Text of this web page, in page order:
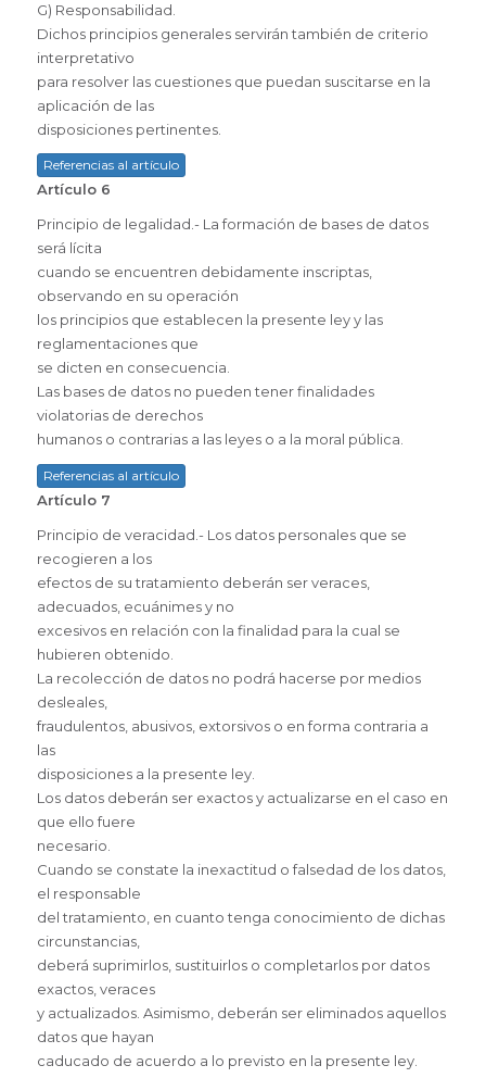
G) Responsabilidad.
Dichos principios generales servirán también de criterio
interpretativo
para resolver las cuestiones que puedan suscitarse en la
aplicación de las
disposiciones pertinentes.
Referencias al artículo
Artículo 6
Principio de legalidad.- La formación de bases de datos
será lícita
cuando se encuentren debidamente inscriptas,
observando en su operación
los principios que establecen la presente ley y las
reglamentaciones que
se dicten en consecuencia.
Las bases de datos no pueden tener finalidades
violatorias de derechos
humanos o contrarias a las leyes o a la moral pública.
Referencias al artículo
Artículo 7
Principio de veracidad.- Los datos personales que se
recogieren a los
efectos de su tratamiento deberán ser veraces,
adecuados, ecuánimes y no
excesivos en relación con la finalidad para la cual se
hubieren obtenido.
La recolección de datos no podrá hacerse por medios
desleales,
fraudulentos, abusivos, extorsivos o en forma contraria a
las
disposiciones a la presente ley.
Los datos deberán ser exactos y actualizarse en el caso en
que ello fuere
necesario.
Cuando se constate la inexactitud o falsedad de los datos,
el responsable
del tratamiento, en cuanto tenga conocimiento de dichas
circunstancias,
deberá suprimirlos, sustituirlos o completarlos por datos
exactos, veraces
y actualizados. Asimismo, deberán ser eliminados aquellos
datos que hayan
caducado de acuerdo a lo previsto en la presente ley.